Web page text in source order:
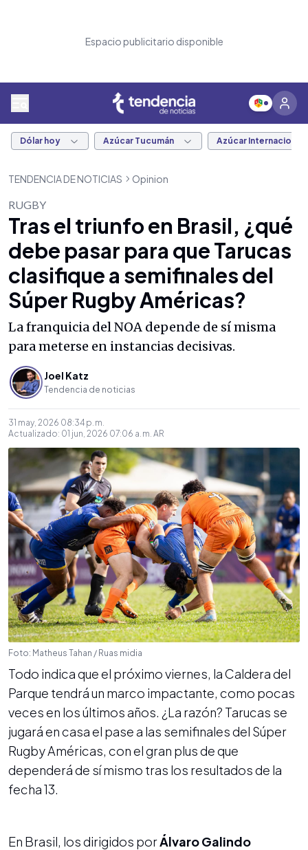
Espacio publicitario disponible
Dólar hoy Azúcar Tucumán Azúcar Internacional
TENDENCIA DE NOTICIAS Opinion
RUGBY
Tras el triunfo en Brasil, ¿qué
debe pasar para que Tarucas
clasifique a semifinales del
Súper Rugby Américas?
La franquicia del NOA depende de sí misma
para meterse en instancias decisivas.
Joel Katz
Tendencia de noticias
31 may, 2026 08:34 p. m.
Actualizado: 01 jun, 2026 07:06 a. m. AR
Foto: Matheus Tahan / Ruas midia
Todo indica que el próximo viernes, la Caldera del
Parque tendrá un marco impactante, como pocas
veces en los últimos años. ¿La razón? Tarucas se
jugará en casa el pase a las semifinales del Súper
Rugby Américas, con el gran plus de que
dependerá de sí mismo tras los resultados de la
fecha 13.
En Brasil, los dirigidos porÁlvaro Galindo